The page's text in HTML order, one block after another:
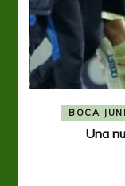
BOCA
Una